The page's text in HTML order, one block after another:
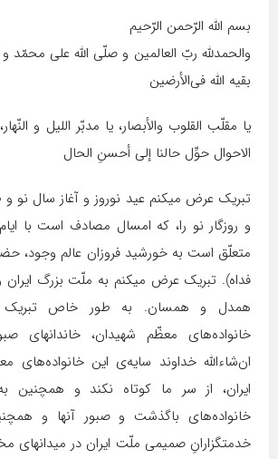
بسم الله الرّحمن الرّحیم
والحمدلله ربّ العالمین و صلّی الله علی محمّد
بقیه الله فی‌الأرضین
یا مقلّب القلوب والأبصار، یا مدبّر اللیل و
الاحوال حوِّل حالنا إلی أحسنِ الحال
تبریک عرض میکنم عید نوروز و آغاز سال نو
و روزگار نو را، که امسال مصادف است با
متعلّق است به خورشید فروزان عالم وجود،
فداه). تبریک عرض میکنم به ملّت بزرگ
همدل و همسان. به طور خاص تبریک
خانواده‌های معظّم شهیدان، خاندانهای
ان‌شاءالله خداوند سایه‌ی این خانواده‌های
ایران، از سر ما کوتاه نکند و همچنین
خانواده‌های باگذشت و صبور آنها و
خدمتگزارانِ صمیمی ملّت ایران در میدانهای